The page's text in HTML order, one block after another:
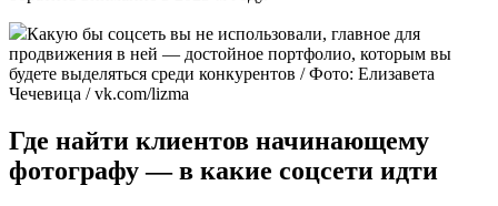
Какую бы соцсеть вы не использовали, главное для
продвижения в ней — достойное портфолио, которым вы
будете выделяться среди конкурентов / Фото: Елизавета
Чечевица / vk.com/lizma
Где найти клиентов начинающему
фотографу — в какие соцсети идти